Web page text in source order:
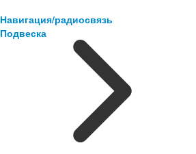
Навигация/радиосвязь
Подвеска